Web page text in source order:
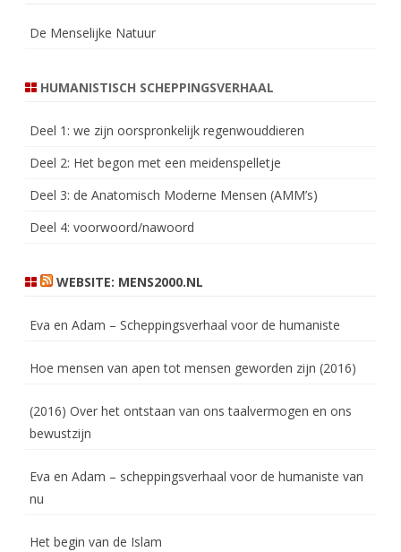
De Menselijke Natuur
HUMANISTISCH SCHEPPINGSVERHAAL
Deel 1: we zijn oorspronkelijk regenwouddieren
Deel 2: Het begon met een meidenspelletje
Deel 3: de Anatomisch Moderne Mensen (AMM’s)
Deel 4: voorwoord/nawoord
WEBSITE: MENS2000.NL
Eva en Adam – Scheppingsverhaal voor de humaniste
Hoe mensen van apen tot mensen geworden zijn (2016)
(2016) Over het ontstaan van ons taalvermogen en ons
bewustzijn
Eva en Adam – scheppingsverhaal voor de humaniste van
nu
Het begin van de Islam